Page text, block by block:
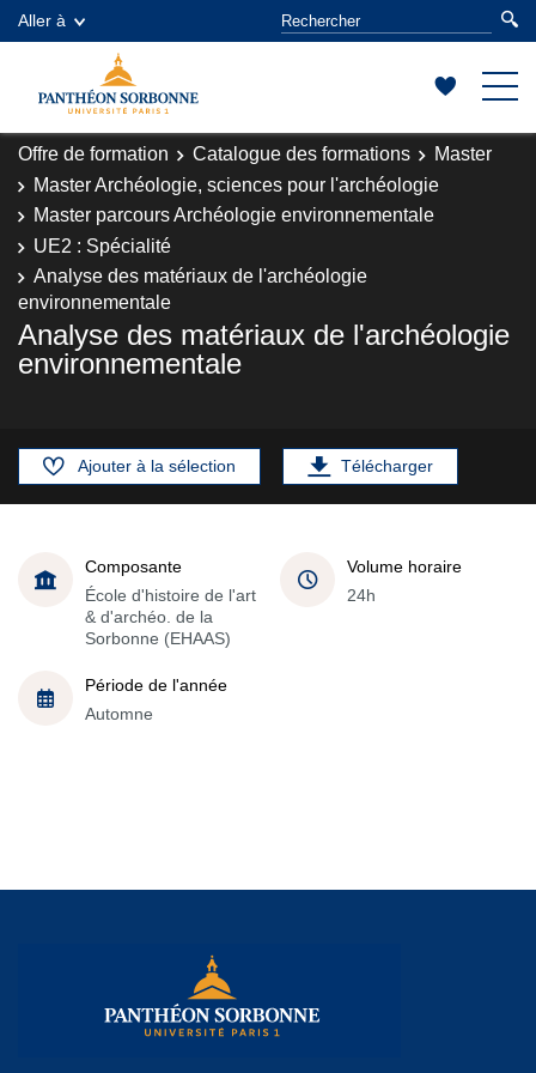
Aller à
Offre de formation Catalogue des formations
Master
Master Archéologie, sciences pour l'archéologie
Master parcours Archéologie environnementale
UE2 : Spécialité
Analyse des matériaux de l'archéologie
environnementale
Analyse des matériaux de l'archéologie
environnementale
Ajouter à la sélection Télécharger
Composante
École d'histoire de l'art
& d'archéo. de la
Sorbonne (EHAAS)
Volume horaire
24h
Période de l'année
Automne